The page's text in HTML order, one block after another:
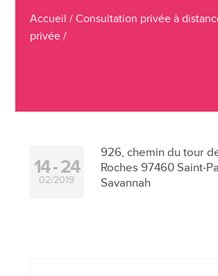
Accueil / Consultation privée à
privée/
14 24
02/2019
926, chemin du tour
Roches 97460 Saint-
Savannah